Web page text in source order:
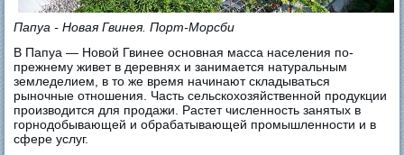
Папуа - Новая Гвинея. Порт-Морсби
В Папуа — Новой Гвинее основная масса населения по-
прежнему живет в деревнях и занимается натуральным
земледелием, в то же время начинают складываться
рыночные отношения. Часть сельскохозяйственной продукции
производится для продажи. Растет численность занятых в
горнодобывающей и обрабатывающей промышленности и в
сфере услуг.